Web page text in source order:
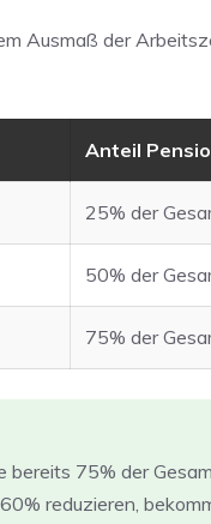
Ausmaß der
Anteil
25% der
50% der
75% der
75% der
reduzieren,